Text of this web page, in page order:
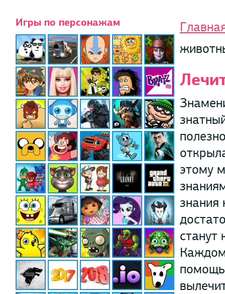
Игры по персонажам
этому
знания
станут